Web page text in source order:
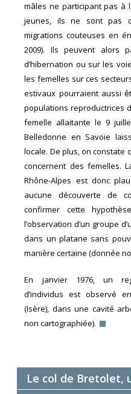
mâles ne participant pas à
jeunes, ils ne sont pas
migrations couteuses en
2009). Ils peuvent alors
d’hibernation ou sur les
les femelles sur ces
estivaux pourraient aussi
populations reproductrices
femelle allaitante le 9
Belledonne en Savoie
locale. De plus, on constate
concernent des femelles.
Rhône-Alpes est donc
aucune découverte de
confirmer cette
l’observation d’un groupe
dans un platane sans
manière certaine (donnée
En janvier 1976, un
d’individus est observé
(Isère), dans une cavité
non cartographiée).
Le col de Bretolet,